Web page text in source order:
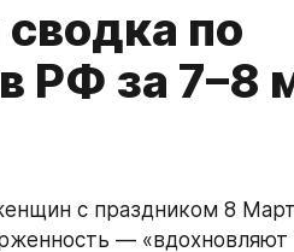
по
РФ за 7–8
с праздником 8